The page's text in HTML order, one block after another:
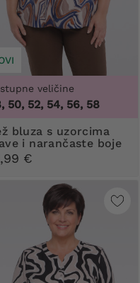
veličine
50, 52, 54, 56, 58
i narančaste boje
€